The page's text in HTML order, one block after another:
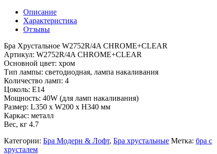
Описание
Характеристика
Отзывы
Бра Хрустальное W2752R/4A CHROME+CLEAR
Артикул: W2752R/4A CHROME+CLEAR
Основной цвет: хром
Тип лампы: светодиодная, лампа накаливания
Количество ламп: 4
Цоколь: E14
Мощность: 40W (для ламп накаливания)
Размер: L350 x W200 x H340 мм
Каркас: металл
Вес, кг 4.7
Категории: Бра Модерн & Лофт, Бра хрустальные Метка: бра с
хрусталем